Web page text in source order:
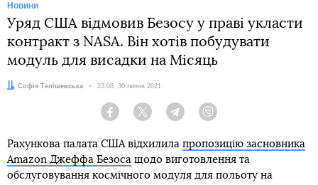
Новини
Уряд США відмовив Безосу у праві укласти
контракт з NASA. Він хотів побудувати
модуль для висадки на Місяць
Автор:
Софія Телішевська Дата:
23:08, 30 липня 2021
Facebook Twitter Telegram
Рахункова палата США відхилила пропозицію засновника
Amazon Джеффа Безоса щодо виготовлення та
обслуговування космічного модуля для польоту на